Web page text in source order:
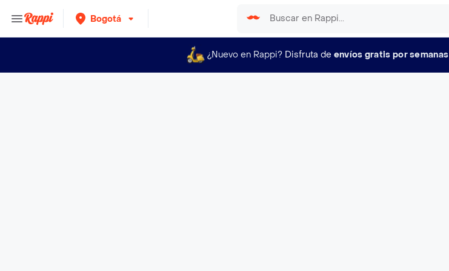
Bogotá
¿Nuevo en Rappi? Disfruta de envíos gratis por semanas